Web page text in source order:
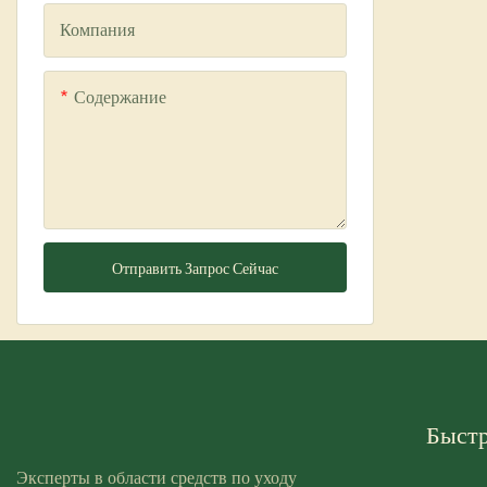
Компания
Содержание
Отправить Запрос Сейчас
Эксперты в области средств по уходу